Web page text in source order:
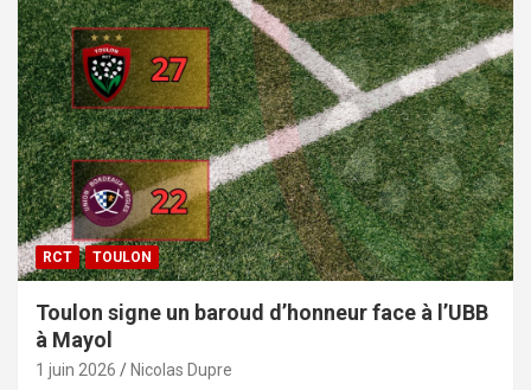
RCT TOULON
Toulon signe un baroud d’honneur face à l’UBB
à Mayol
1 juin 2026 Nicolas Dupre